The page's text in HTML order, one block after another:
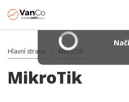
Hlavní strana MikroTik
MikroTik